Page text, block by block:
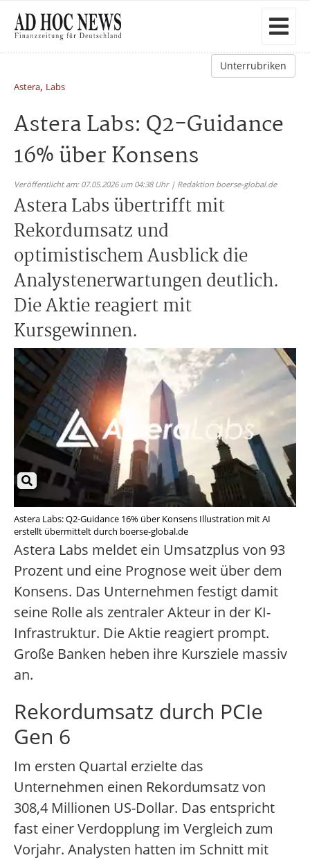
Unterrubriken
Astera, Labs
Astera Labs: Q2-Guidance
16% über Konsens
Veröffentlicht am: 07.05.2026 um 04:38 Uhr | Redaktion boerse-global.de
Astera Labs übertrifft mit
Rekordumsatz und
optimistischem Ausblick die
Analystenerwartungen deutlich.
Die Aktie reagiert mit
Kursgewinnen.
Astera Labs: Q2-Guidance 16% über Konsens Illustration mit AI
erstellt übermittelt durch boerse-global.de
Astera Labs meldet ein Umsatzplus von 93
Prozent und eine Prognose weit über dem
Konsens. Das Unternehmen festigt damit
seine Rolle als zentraler Akteur in der KI-
Infrastruktur. Die Aktie reagiert prompt.
Große Banken heben ihre Kursziele massiv
an.
Rekordumsatz durch PCIe
Gen 6
Im ersten Quartal erzielte das
Unternehmen einen Rekordumsatz von
308,4 Millionen US-Dollar. Das entspricht
fast einer Verdopplung im Vergleich zum
Vorjahr. Analysten hatten im Schnitt mit